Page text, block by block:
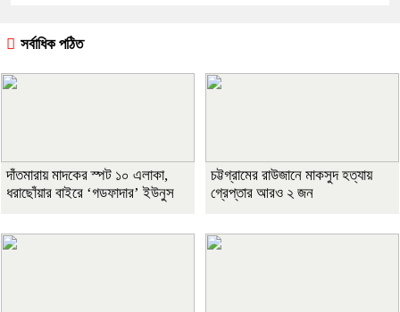
সর্বাধিক পঠিত
দাঁতমারায় মাদকের স্পট ১০ এলাকা,
ধরাছোঁয়ার বাইরে ‘গডফাদার’ ইউনুস
চট্টগ্রামের রাউজানে মাকসুদ হত্যায়
গ্রেপ্তার আরও ২ জন